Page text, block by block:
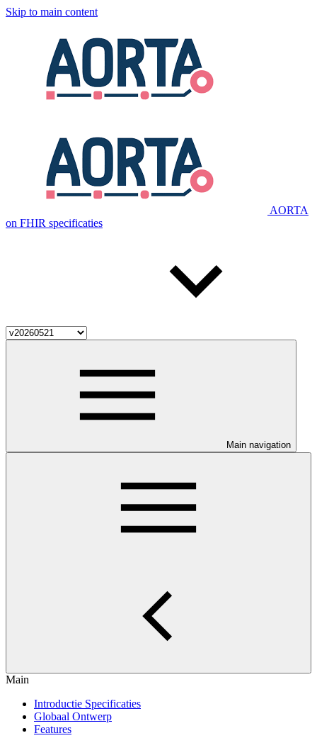
Skip to main content
AORTA
on FHIR specificaties
Main navigation
Main
Introductie Specificaties
Globaal Ontwerp
Features